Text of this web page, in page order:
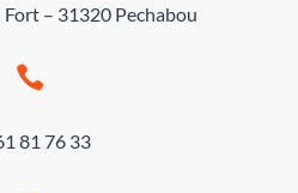
– 31320 Pechabou

81 76 33